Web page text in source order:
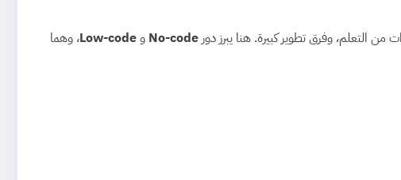
التعلم، وفرق تطوير كبيرة. هنا يبرز دور No-code وLow-code، وهما